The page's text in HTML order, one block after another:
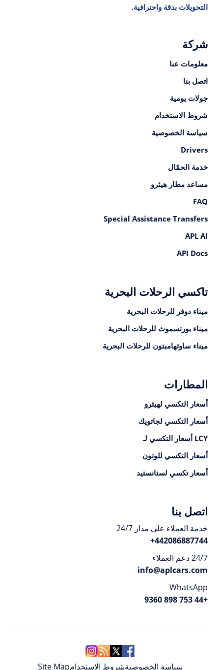
التحويلات بدقة واحترافية.
شركة
معلومات عنا
اتصل بنا
جولات يومية
شروط الاستخدام
سياسة الخصوصية
Drivers
خدمة الحمّال
مساعد مطار هيثرو
FAQ
Special Assistance Transfers
APL AI
API Docs
تاكسي الرحلات البحرية
ميناء دوفر للرحلات البحرية
ميناء بورتسموث للرحلات البحرية
ميناء ساوثهامبتون للرحلات البحرية
المطارات
أسعار التكسي لهيثرو
أسعار التكسي لجاتويك
LCY أسعار التكسي لـ
أسعار التكسي للوتون
أسعار تكسي لستانستيد
اتصل بنا
خدمة العملاء على مدار 24/7
+442086887744
24/7 دعم العملاء
info@aplcars.com
WhatsApp
+44 753 898 9360
سياسة الخصوصيةشروط الاستخدامSite Map